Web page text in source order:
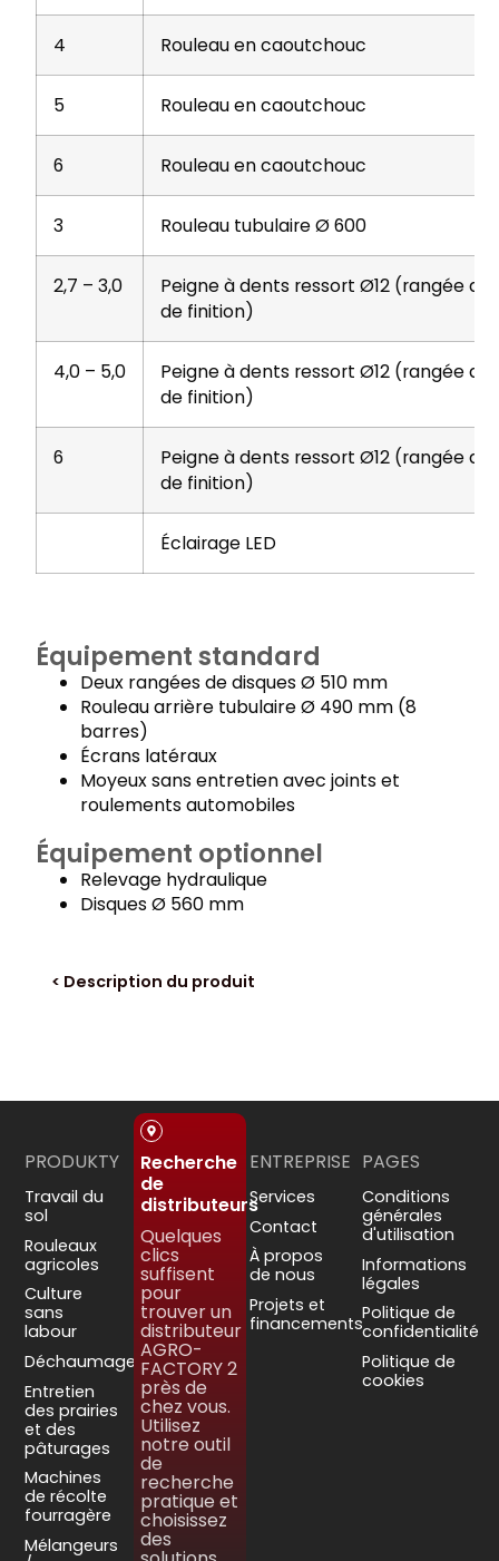
4 Rouleau en caoutchouc
5 Rouleau en caoutchouc
6 Rouleau en caoutchouc
3 Rouleau tubulaire Ø 600
2,7 – 3,0
Peigne à dents ressort Ø12 (rangée de
de finition)
4,0 – 5,0
Peigne à dents ressort Ø12 (rangée de
de finition)
6
Peigne à dents ressort Ø12 (rangée de
de finition)
Éclairage LED
Équipement standard
Deux rangées de disques Ø 510 mm
Rouleau arrière tubulaire Ø 490 mm (8
barres)
Écrans latéraux
Moyeux sans entretien avec joints et
roulements automobiles
Équipement optionnel
Relevage hydraulique
Disques Ø 560 mm
< Description du produit
ENTREPRISE
Services
Contact
À propos
de nous
Projets et
financements
PAGES
Conditions
générales
d'utilisation
Informations
légales
Politique de
confidentialité
Politique de
cookies
PRODUKTY
Travail du
sol
Rouleaux
agricoles
Culture
sans
labour
Déchaumage
Entretien
des prairies
et des
pâturages
Machines
de récolte
fourragère
Mélangeurs
Recherche
de
distributeurs
Quelques
clics
suffisent
pour
trouver un
distributeur
AGRO-
FACTORY 2
près de
chez vous.
Utilisez
notre outil
de
recherche
pratique et
choisissez
des